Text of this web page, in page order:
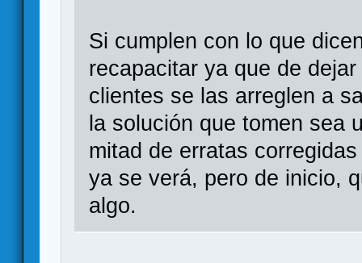
Si cumplen con lo que
recapacitar ya que de
clientes se las arreglen a
la solución que tomen sea
mitad de erratas
ya se verá, pero de inicio,
algo.